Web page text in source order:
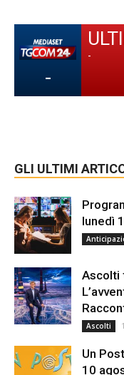
-
-
GLI ULTIMI
lunedì
Ascolti
Ascolti
Un
10